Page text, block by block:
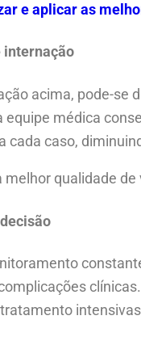
e aplicar as
internação
acima, pode-se
equipe médica
cada caso,
melhor qualidade